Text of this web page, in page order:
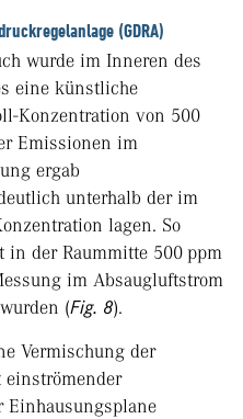
(GDRA)
wurde im Inneren des
eine künstliche
Konzentration von 500
Emissionen im
ergab
unterhalb der im
lagen. So
in der Raummitte 500 ppm
im Absaugluftstrom
(Fig. 8).
Vermischung der
Einhausungsplane